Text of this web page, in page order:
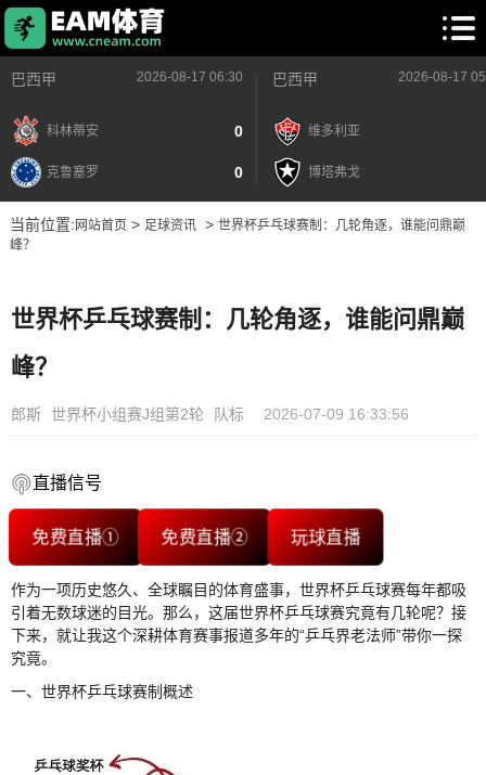
巴西甲 2026-08-17 06:30
科林蒂安 0
克鲁塞罗 0
巴西甲 2026-08-17
维多利亚
博塔弗戈
当前位置: 网站首页> 足球资讯> 世界杯乒乓球赛制：几轮角逐，谁能问鼎巅
峰？
世界杯乒乓球赛制：几轮角逐，谁能问鼎巅
峰？
郎斯 世界杯小组赛J组第2轮 队标 2026-07-09 16:33:56
直播信号
免费直播① 免费直播② 玩球直播
作为一项历史悠久、全球瞩目的体育盛事，世界杯乒乓球赛每年都吸
引着无数球迷的目光。那么，这届世界杯乒乓球赛究竟有几轮呢？接
下来，就让我这个深耕体育赛事报道多年的“乒乓界老法师”带你一探
究竟。
一、世界杯乒乓球赛制概述